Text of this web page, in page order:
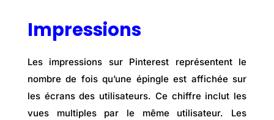
Impressions
Les impressions sur Pinterest représentent le
nombre de fois qu’une épingle est affichée sur
les écrans des utilisateurs. Ce chiffre inclut les
vues multiples par le même utilisateur. Les